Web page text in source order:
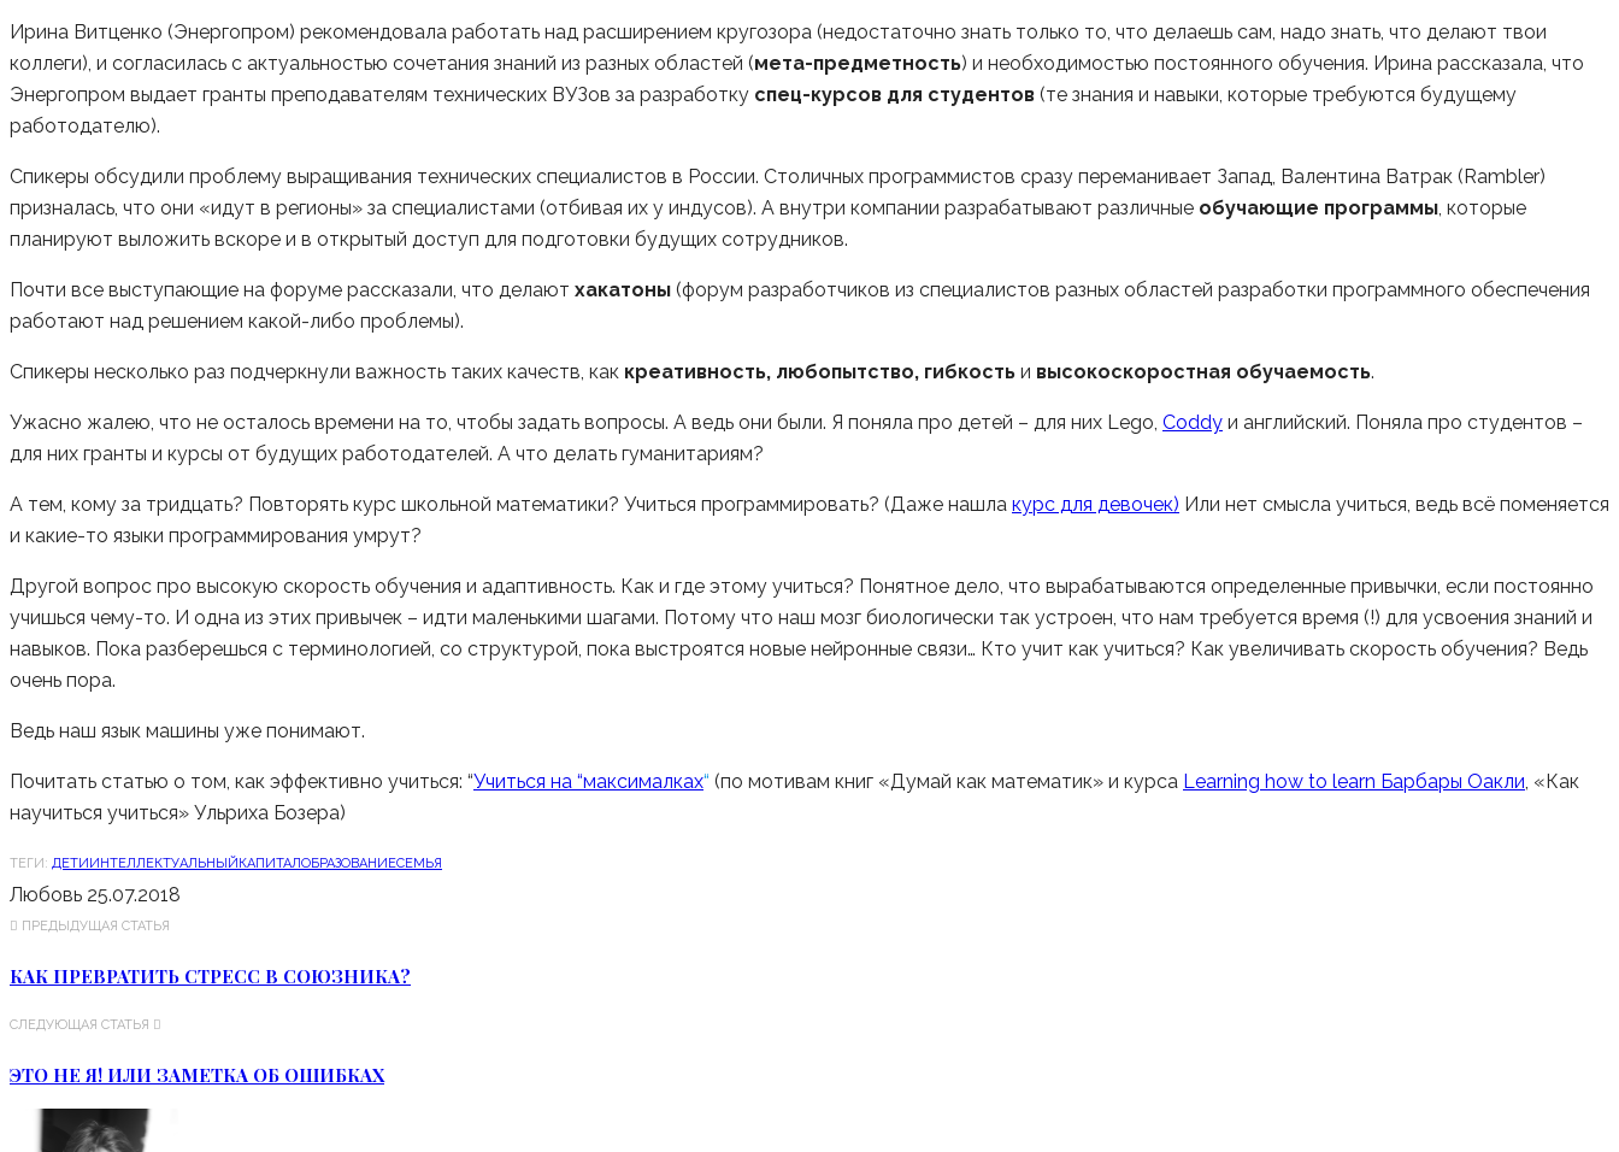
Ирина Витценко (Энергопром) рекомендовала работать над расширением кругозора (недостаточно знать только то, что делаешь сам, надо знать, что делают твои
коллеги), и согласилась с актуальностью сочетания знаний из разных областей (мета-предметность) и необходимостью постоянного обучения. Ирина рассказала, что
Энергопром выдает гранты преподавателям технических ВУЗов за разработку спец-курсов для студентов (те знания и навыки, которые требуются будущему
работодателю).
Спикеры обсудили проблему выращивания технических специалистов в России. Столичных программистов сразу переманивает Запад, Валентина Ватрак (Rambler)
призналась, что они «идут в регионы» за специалистами (отбивая их у индусов). А внутри компании разрабатывают различные обучающие программы , которые
планируют выложить вскоре и в открытый доступ для подготовки будущих сотрудников.
Почти все выступающие на форуме рассказали, что делают хакатоны (форум разработчиков из специалистов разных областей разработки программного обеспечения
работают над решением какой-либо проблемы).
Спикеры несколько раз подчеркнули важность таких качеств, как креативность, любопытство, гибкость и высокоскоростная обучаемость.
Ужасно жалею, что не осталось времени на то, чтобы задать вопросы. А ведь они были. Я поняла про детей – для них Lego, Coddy и английский. Поняла про студентов –
для них гранты и курсы от будущих работодателей. А что делать гуманитариям?
А тем, кому за тридцать? Повторять курс школьной математики? Учиться программировать? (Даже нашла курс для девочек) Или нет смысла учиться, ведь всё поменяется
и какие-то языки программирования умрут?
Другой вопрос про высокую скорость обучения и адаптивность. Как и где этому учиться? Понятное дело, что вырабатываются определенные привычки, если постоянно
учишься чему-то. И одна из этих привычек – идти маленькими шагами. Потому что наш мозг биологически так устроен, что нам требуется время (!) для усвоения знаний и
навыков. Пока разберешься с терминологией, со структурой, пока выстроятся новые нейронные связи… Кто учит как учиться? Как увеличивать скорость обучения? Ведь
очень пора.
Ведь наш язык машины уже понимают.
Почитать статью о том, как эффективно учиться: “Учиться на “максималках“ (по мотивам книг «Думай как математик» и курса Learning how to learn Барбары Оакли , «Как
научиться учиться» Ульриха Бозера)
ТЕГИ: ДЕТИИНТЕЛЛЕКТУАЛЬНЫЙКАПИТАЛОБРАЗОВАНИЕСЕМЬЯ
Любовь 25.07.2018
ПРЕДЫДУЩАЯ СТАТЬЯ
КАК ПРЕВРАТИТЬ СТРЕСС В СОЮЗНИКА?
СЛЕДУЮЩАЯ СТАТЬЯ
ЭТО НЕ Я! ИЛИ ЗАМЕТКА ОБ ОШИБКАХ